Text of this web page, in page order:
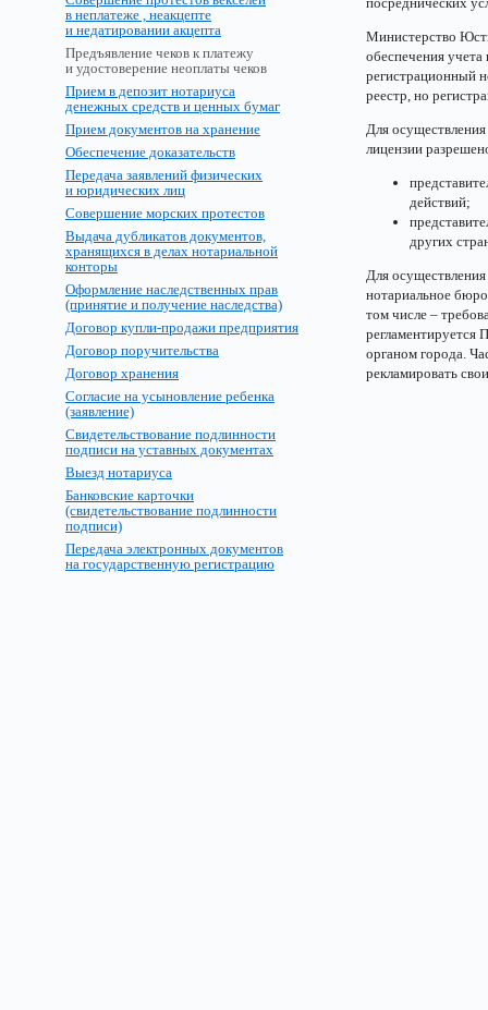
в неплатеже , неакцепте
и недатировании акцепта
Предъявление чеков к платежу
и удостоверение неоплаты чеков
Прием в депозит нотариуса
денежных средств и ценных бумаг
Прием документов на хранение
Обеспечение доказательств
Передача заявлений физических
и юридических лиц
Совершение морских протестов
Выдача дубликатов документов,
хранящихся в делах нотариальной
конторы
Оформление наследственных прав
(принятие и получение наследства)
Договор купли-продажи предприятия
Договор поручительства
Договор хранения
Согласие на усыновление ребенка
(заявление)
Свидетельствование подлинности
подписи на уставных документах
Выезд нотариуса
Банковские карточки
(свидетельствование подлинности
подписи)
Передача электронных документов
на государственную регистрацию
Министерство
обеспечения
регистрационный
реестр, но
Для осуществления
лицензии
действий;
других
Для
нотариальное
том числе –
регламентируется
органом города.
рекламировать